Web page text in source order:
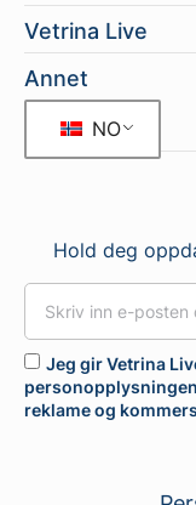
Vetrina Live
Annet
NO
Hold deg
Jeg gir Vetrina
reklame og